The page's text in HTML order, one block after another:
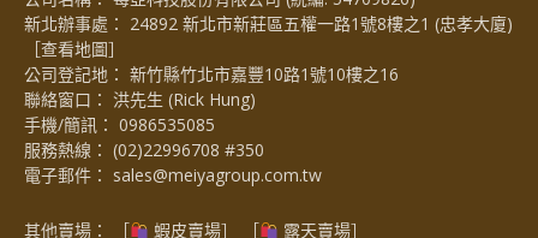
新北辦事處： 24892 新北市新莊區五權一路1號8樓之1 (忠孝大廈)
［查看地圖］
公司登記地： 新竹縣竹北市嘉豐10路1號10樓之16
聯絡窗口： 洪先生 (Rick Hung)
手機/簡訊： 0986535085
服務熱線： (02)22996708 #350
電子郵件： sales@meiyagroup.com.tw
其他賣場： ［ 蝦皮賣場］ ［ 露天賣場］